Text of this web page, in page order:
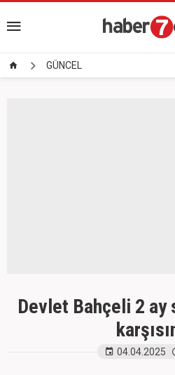
GÜNCEL
Devlet Bahçeli 2 ay
04.04.2025